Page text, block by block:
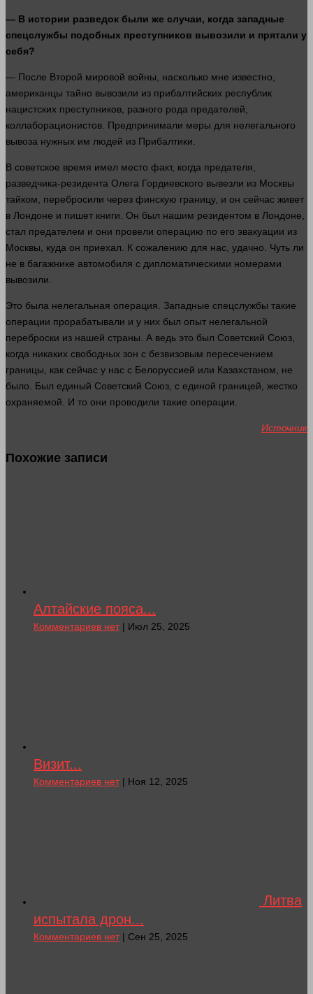
— В истории разведок были же случаи, когда западные
спецслужбы подобных преступников вывозили и прятали у
себя?
— После Второй мировой войны , насколько мне известно,
американцы тайно вывозили из прибалтийских республик
нацистских преступников, разного рода предателей,
коллаборационистов. Предпринимали меры для нелегального
вывоза нужных им людей из Прибалтики.
В советское время имел место факт, когда предателя,
разведчика-резидента Олега Гордиевского вывезли из Москвы
тайком, перебросили через финскую границу, и он сейчас живет
в Лондоне и пишет книги . Он был нашим резидентом в Лондоне,
стал предателем и они провели операцию по его эвакуации из
Москвы, куда он приехал. К сожалению для нас, удачно. Чуть ли
не в багажнике автомобиля с дипломатическими номерами
вывозили.
Это была нелегальная операция. Западные спецслужбы такие
операции прорабатывали и у них был опыт нелегальной
переброски из нашей страны . А ведь это был Советский Союз,
когда никаких свободных зон с безвизовым пересечением
границы, как сейчас у нас с Белоруссией или Казахстаном, не
было. Был единый Советский Союз, с единой границей, жестко
охраняемой. И то они проводили такие операции.
Источник
Похожие записи
Алтайские пояса...
Комментариев нет| Июл 25, 2025
Визит...
Комментариев нет| Ноя 12, 2025
Литва
испытала дрон...
Комментариев нет| Сен 25, 2025